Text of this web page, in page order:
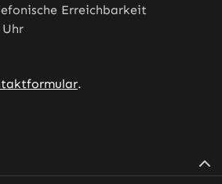
Erreichbarkeit
.
– öffnet in neuem Tab